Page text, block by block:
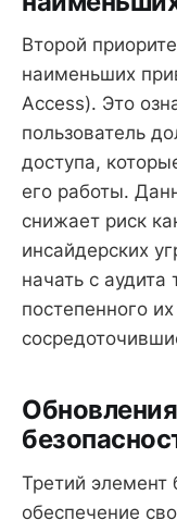
Второй
наименьших
Access). Это
пользователь
доступа,
его работы.
снижает риск
инсайдерских
начать с
постепенного
Третий
обеспечение